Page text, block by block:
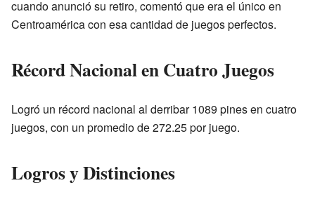
cuando anunció su retiro, comentó que era el único en
Centroamérica con esa cantidad de juegos perfectos.
Récord Nacional en Cuatro Juegos
Logró un récord nacional al derribar 1089 pines en cuatro
juegos, con un promedio de 272.25 por juego.
Logros y Distinciones